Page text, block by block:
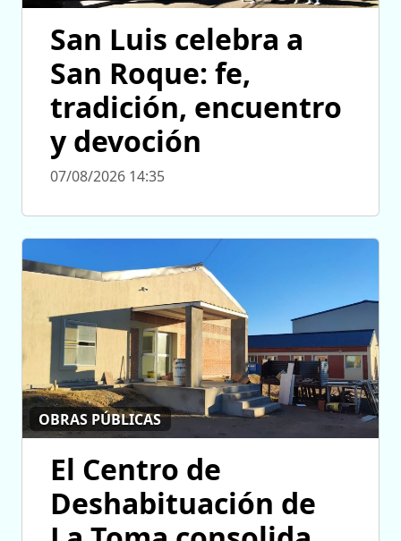
San Luis celebra a
San Roque: fe,
tradición, encuentro
y devoción
07/08/2026 14:35
OBRAS PÚBLICAS
El Centro de
Deshabituación de